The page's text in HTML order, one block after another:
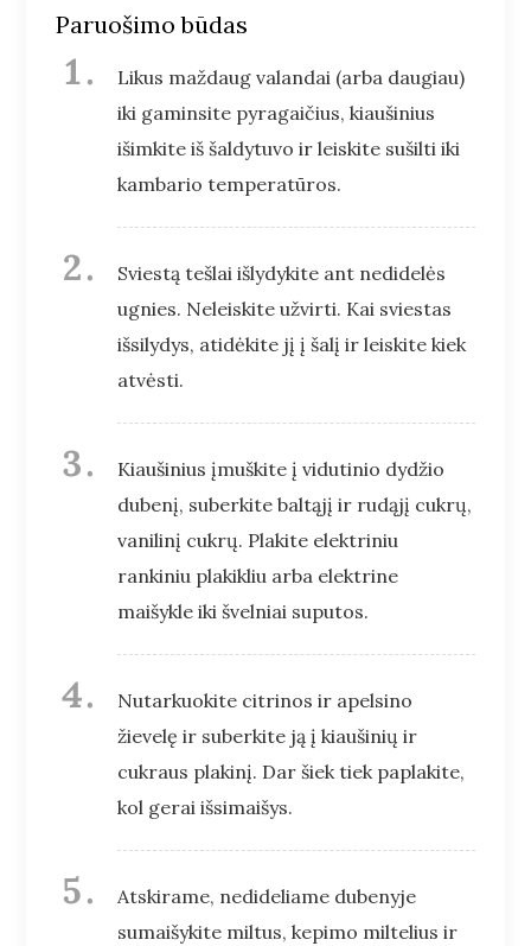
Paruošimo būdas
Likus maždaug valandai (arba daugiau)
iki gaminsite pyragaičius, kiaušinius
išimkite iš šaldytuvo ir leiskite sušilti iki
kambario temperatūros.
Sviestą tešlai išlydykite ant nedidelės
ugnies. Neleiskite užvirti. Kai sviestas
išsilydys, atidėkite jį į šalį ir leiskite kiek
atvėsti.
Kiaušinius įmuškite į vidutinio dydžio
dubenį, suberkite baltąjį ir rudąjį cukrų,
vanilinį cukrų. Plakite elektriniu
rankiniu plakikliu arba elektrine
maišykle iki švelniai suputos.
Nutarkuokite citrinos ir apelsino
žievelę ir suberkite ją į kiaušinių ir
cukraus plakinį. Dar šiek tiek paplakite,
kol gerai išsimaišys.
Atskirame, nedideliame dubenyje
sumaišykite miltus, kepimo miltelius ir